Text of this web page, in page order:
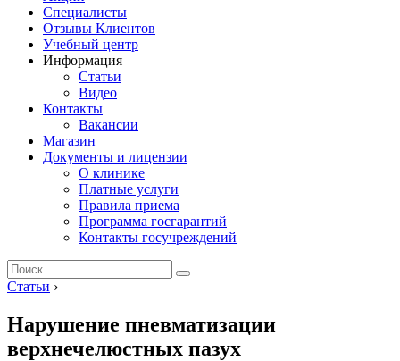
Специалисты
Отзывы Клиентов
Учебный центр
Информация
Статьи
Видео
Контакты
Вакансии
Магазин
Документы и лицензии
О клинике
Платные услуги
Правила приема
Программа госгарантий
Контакты госучреждений
Статьи ›
Нарушение пневматизации
верхнечелюстных пазух